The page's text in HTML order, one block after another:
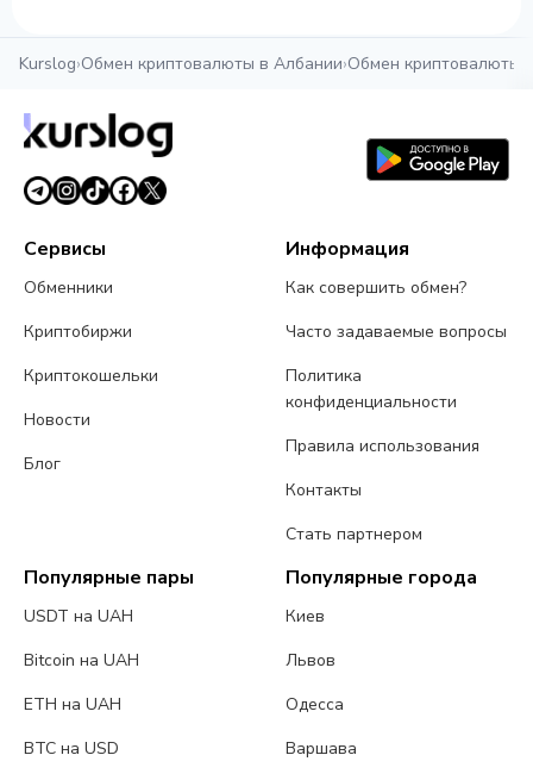
Kurslog›Обмен криптовалюты в Албании›Обмен криптовалюты
Сервисы
Обменники
Криптобиржи
Криптокошельки
Новости
Блог
Информация
Как совершить обмен?
Часто задаваемые вопросы
Политика
конфиденциальности
Правила использования
Контакты
Стать партнером
Популярные пары
USDT на UAH
Bitcoin на UAH
ETH на UAH
BTC на USD
Популярные города
Киев
Львов
Одесса
Варшава